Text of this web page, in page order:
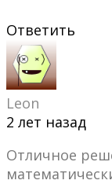
Ответить
Leon
2 лет назад
Отличное